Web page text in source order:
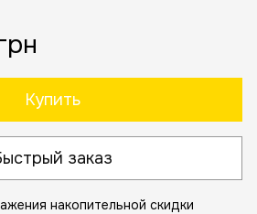
Купить
заказ
накопительной скидки